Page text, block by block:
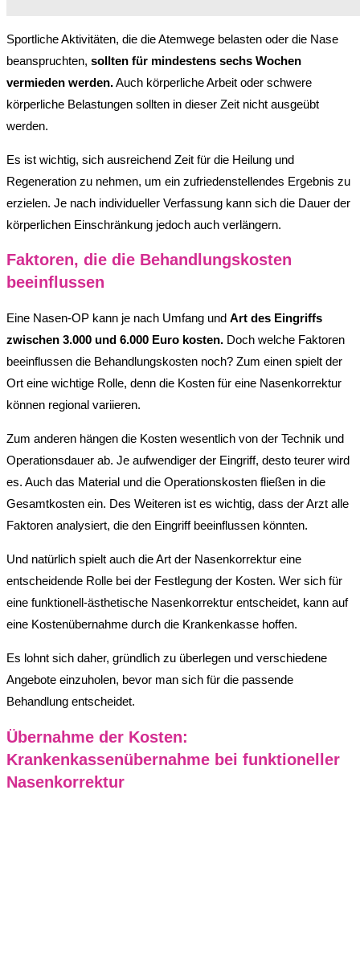
Sportliche Aktivitäten, die die Atemwege belasten oder die Nase
beanspruchten, sollten für mindestens sechs Wochen
vermieden werden.Auch körperliche Arbeit oder schwere
körperliche Belastungen sollten in dieser Zeit nicht ausgeübt
werden.
Es ist wichtig, sich ausreichend Zeit für die Heilung und
Regeneration zu nehmen, um ein zufriedenstellendes Ergebnis zu
erzielen. Je nach individueller Verfassung kann sich die Dauer der
körperlichen Einschränkung jedoch auch verlängern.
Faktoren, die die Behandlungskosten
beeinflussen
Eine Nasen-OP kann je nach Umfang und Art des Eingriffs
zwischen 3.000 und 6.000 Euro kosten. Doch welche Faktoren
beeinflussen die Behandlungskosten noch? Zum einen spielt der
Ort eine wichtige Rolle, denn die Kosten für eine Nasenkorrektur
können regional variieren.
Zum anderen hängen die Kosten wesentlich von der Technik und
Operationsdauer ab. Je aufwendiger der Eingriff, desto teurer wird
es. Auch das Material und die Operationskosten fließen in die
Gesamtkosten ein. Des Weiteren ist es wichtig, dass der Arzt alle
Faktoren analysiert, die den Eingriff beeinflussen könnten.
Und natürlich spielt auch die Art der Nasenkorrektur eine
entscheidende Rolle bei der Festlegung der Kosten. Wer sich für
eine funktionell-ästhetische Nasenkorrektur entscheidet, kann auf
eine Kostenübernahme durch die Krankenkasse hoffen.
Es lohnt sich daher, gründlich zu überlegen und verschiedene
Angebote einzuholen, bevor man sich für die passende
Behandlung entscheidet.
Übernahme der Kosten:
Krankenkassenübernahme bei funktioneller
Nasenkorrektur